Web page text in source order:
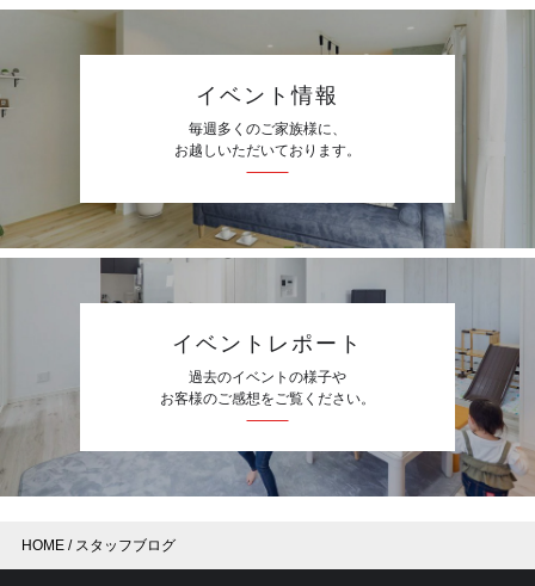
HOME スタッフブログ
イベント情報
毎週多くのご家族様に、
お越しいただいております。
イベントレポート
過去のイベントの様子や
お客様のご感想をご覧ください。